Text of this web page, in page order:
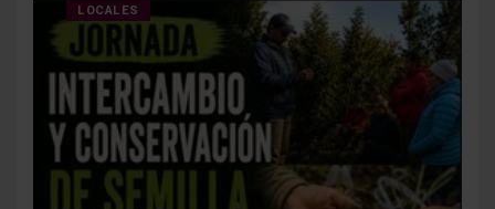
LOCALES